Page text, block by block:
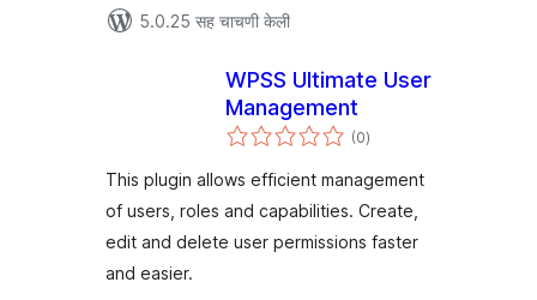
5.0.25 सह चाचणी केली
WPSS Ultimate User
Management
(0एकूण
मूल्यांकन
)
This plugin allows efficient management
of users, roles and capabilities. Create,
edit and delete user permissions faster
and easier.